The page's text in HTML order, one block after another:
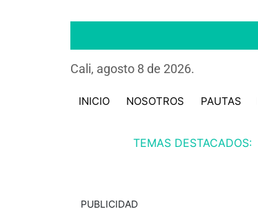
Cali, agosto 8 de 2026.
INICIO NOSOTROS PAUTAS
TEMAS DESTACADOS:
PUBLICIDAD